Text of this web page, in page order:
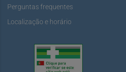
Perguntas frequentes
Localização e horário